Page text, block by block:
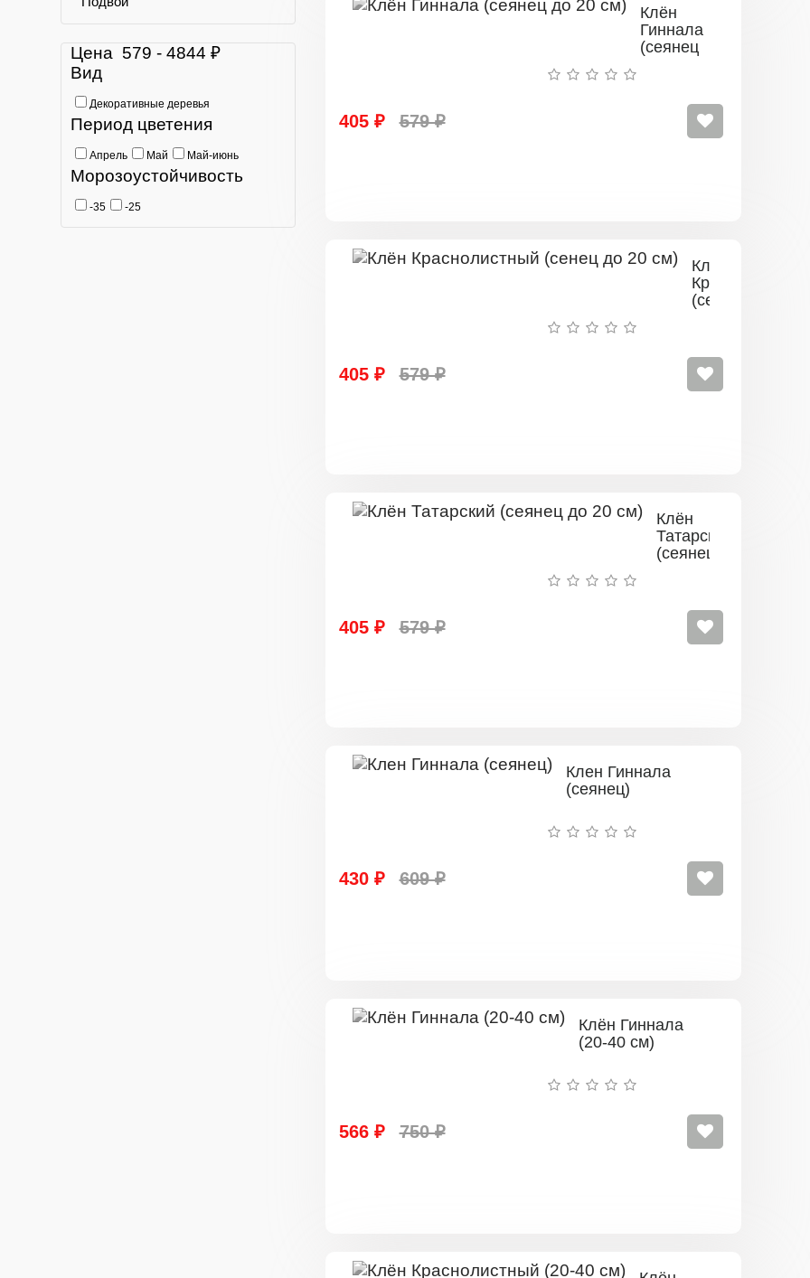
Цена 579 - 4844 ₽
Вид
Декоративные деревья
Период цветения
Апрель Май Май-июнь
Морозоустойчивость
-35 -25
Клён
Гиннала
(сеянец
405 ₽ 579 ₽
Клён
Краснолистный
(сенец
405 ₽ 579 ₽
Клён
Татарский
(сеянец
405 ₽ 579 ₽
Клен Гиннала
(сеянец)
430 ₽ 609 ₽
Клён Гиннала
(20-40 см)
566 ₽ 750 ₽